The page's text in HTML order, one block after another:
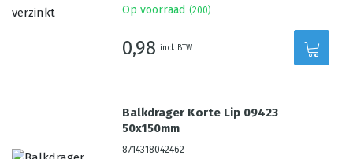
Op voorraad (200)
0,98 incl. BTW
Balkdrager Korte Lip 09423
50x150mm
8714318042462